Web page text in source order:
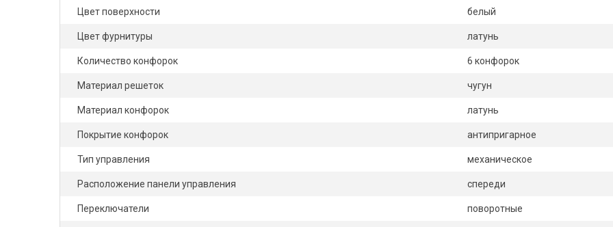
Цвет поверхности белый
Цвет фурнитуры латунь
Количество конфорок 6 конфорок
Материал решеток чугун
Материал конфорок латунь
Покрытие конфорок антипригарное
Тип управления механическое
Расположение панели управления спереди
Переключатели поворотные